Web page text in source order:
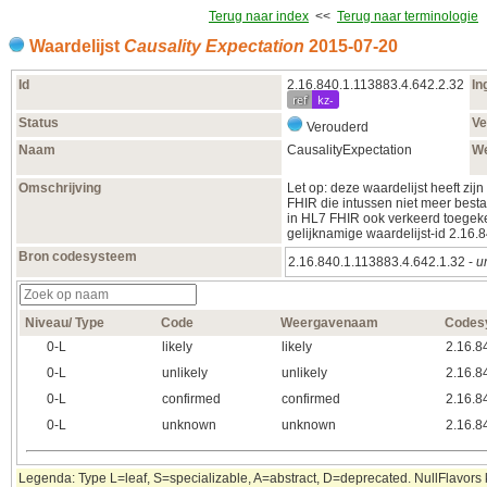
Terug naar index << Terug naar terminologie
Waardelijst Causality Expectation 2015‑07‑20
Id 2.16.840.1.113883.4.642.2.32
ref kz-
Status Verouderd
Naam
CausalityExpectation
Omschrijving
Let op: deze waardelijst heeft
FHIR die intussen niet meer
in HL7 FHIR ook verkeerd
gelijknamige waardelijst-id
Bron codesysteem
2.16.840.1.113883.4.642.1.32 -
Niveau/ Type Code Weergavenaam
0‑L
likely likely
0‑L
unlikely unlikely
0‑L
confirmed confirmed
0‑L
unknown unknown
Legenda: Type L=leaf, S=specializable, A=abstract, D=deprecated.